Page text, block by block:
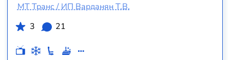
МТ Транс / ИП Варданян Т.В.
3
21